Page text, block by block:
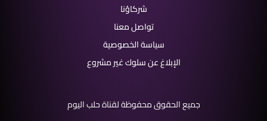
شركاؤنا
تواصل معنا
سياسة الخصوصية
الإبلاغ عن سلوك غير مشروع
جميع الحقوق محفوظة لقناة حلب اليوم